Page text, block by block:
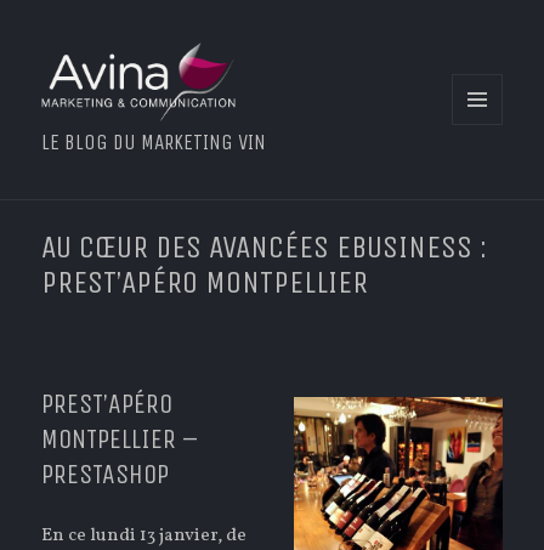
LE BLOG DU MARKETING VIN
AU CŒUR DES AVANCÉES EBUSINESS :
PREST’APÉRO MONTPELLIER
PREST’APÉRO
MONTPELLIER –
PRESTASHOP
En ce lundi 13 janvier, de